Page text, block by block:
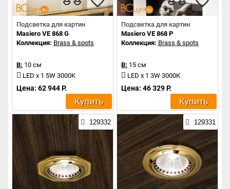
Подсветка для картин
Masiero VE 868 G
Коллекция: Brass & spots
В: 10 см
LED x 1 5W 3000K
Цена: 62 944 Р.
Купить
Подсветка для картин
Masiero VE 868 P
Коллекция: Brass & spots
В: 15 см
LED x 1 3W 3000K
Цена: 46 329 Р.
Купить
129332 129331